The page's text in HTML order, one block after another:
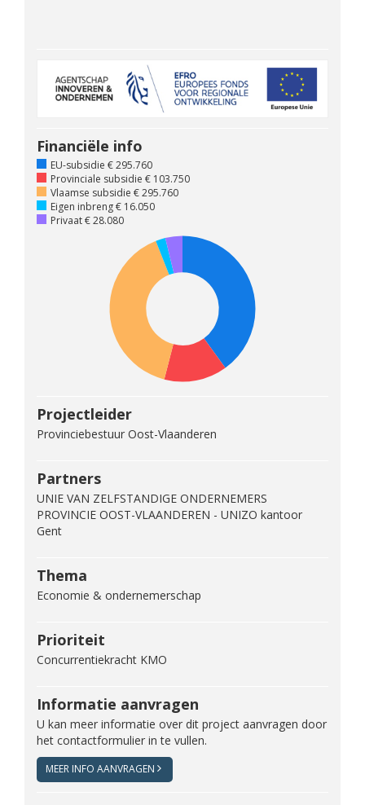
Financiële info
EU-subsidie € 295.760
Provinciale subsidie € 103.750
Vlaamse subsidie € 295.760
Eigen inbreng € 16.050
Privaat € 28.080
Projectleider
Provinciebestuur Oost-Vlaanderen
Partners
UNIE VAN ZELFSTANDIGE ONDERNEMERS
PROVINCIE OOST-VLAANDEREN - UNIZO kantoor
Gent
Thema
Economie & ondernemerschap
Prioriteit
Concurrentiekracht KMO
Informatie aanvragen
U kan meer informatie over dit project aanvragen door
het contactformulier in te vullen.
MEER INFO AANVRAGEN